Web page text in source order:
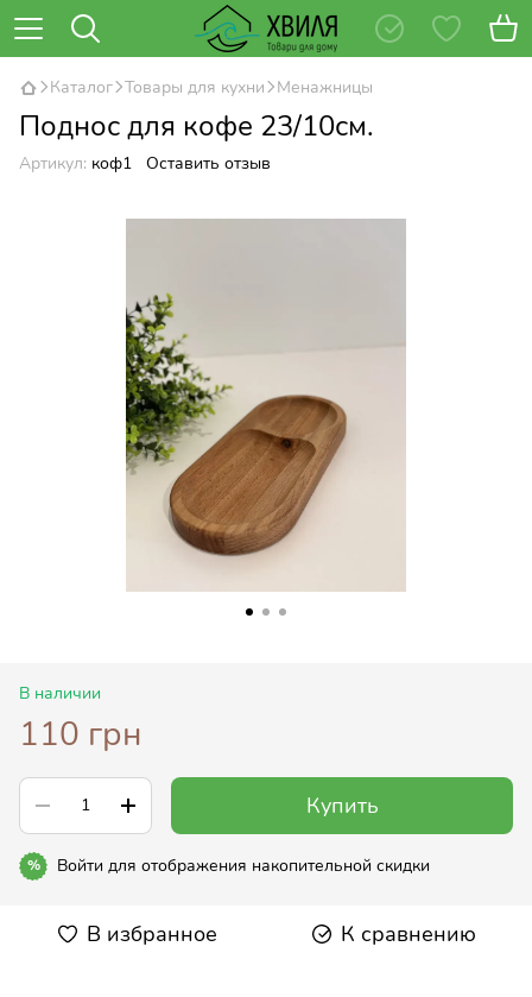
Каталог Товары для кухни Менажницы
Поднос для кофе 23/10см.
Артикул: коф1 Оставить отзыв
В наличии
110 грн
Купить
% Войти для отображения накопительной скидки
В избранное К сравнению